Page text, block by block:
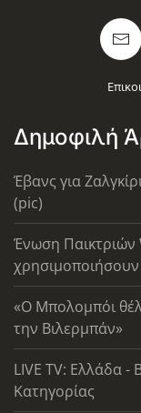
Δημοφιλή
Έβανς για
(pic)
Ένωση Παικτριών
χρησιμοποιήσουν
«Ο Μπολομπόι
την Βιλερμπάν»
LIVE TV: Ελλάδα
Κατηγορίας